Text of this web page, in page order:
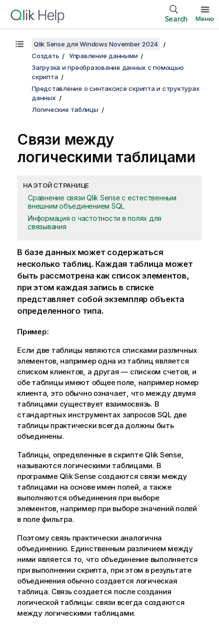
Search Меню
Qlik Sense для Windows November 2024
Создать
Управление данными
Загрузка и преобразование данных с помощью
скрипта
Представление о синтаксисе скрипта и структурах
данных
Логические таблицы
Связи между
логическими таблицами
НА ЭТОЙ СТРАНИЦЕ
Сравнение связи Qlik Sense с естественным
внешним объединением SQL
Информация о частотности в полях для
связывания
В базе данных может содержаться
несколько таблиц. Каждая таблица может
быть рассмотрена как список элементов,
при этом каждая запись в списке
представляет собой экземпляр объекта
определенного типа.
Пример:
Если две таблицы являются списками различных
элементов, например одна из таблиц является
списком клиентов, а другая — списком счетов, и
обе таблицы имеют общее поле, например номер
клиента, это обычно означает, что между двумя
таблицами существует взаимосвязь. В
стандартных инструментах запросов SQL две
таблицы практически всегда должны быть
объединены.
Таблицы, определенные в скрипте Qlik Sense,
называются логическими таблицами. В
программе Qlik Sense создаются связи между
таблицами на основе имен полей, а также
выполняются объединения при выборе
элементов, например при выборе значений полей
в поле фильтра.
Поэтому связь практически аналогична
объединению. Единственным различием между
ними является то, что объединение выполняется
при выполнении скрипта, при этом в результате
объединения обычно создается логическая
таблица. Связь создается после создания
логической таблицы: связи всегда создаются
между логическими таблицами.